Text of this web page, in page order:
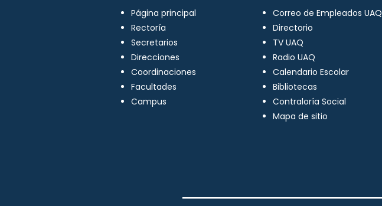
Página principal
Rectoría
Secretarios
Direcciones
Coordinaciones
Facultades
Campus
Correo de Empleados UAQ
Directorio
TV UAQ
Radio UAQ
Calendario Escolar
Bibliotecas
Contraloría Social
Mapa de sitio